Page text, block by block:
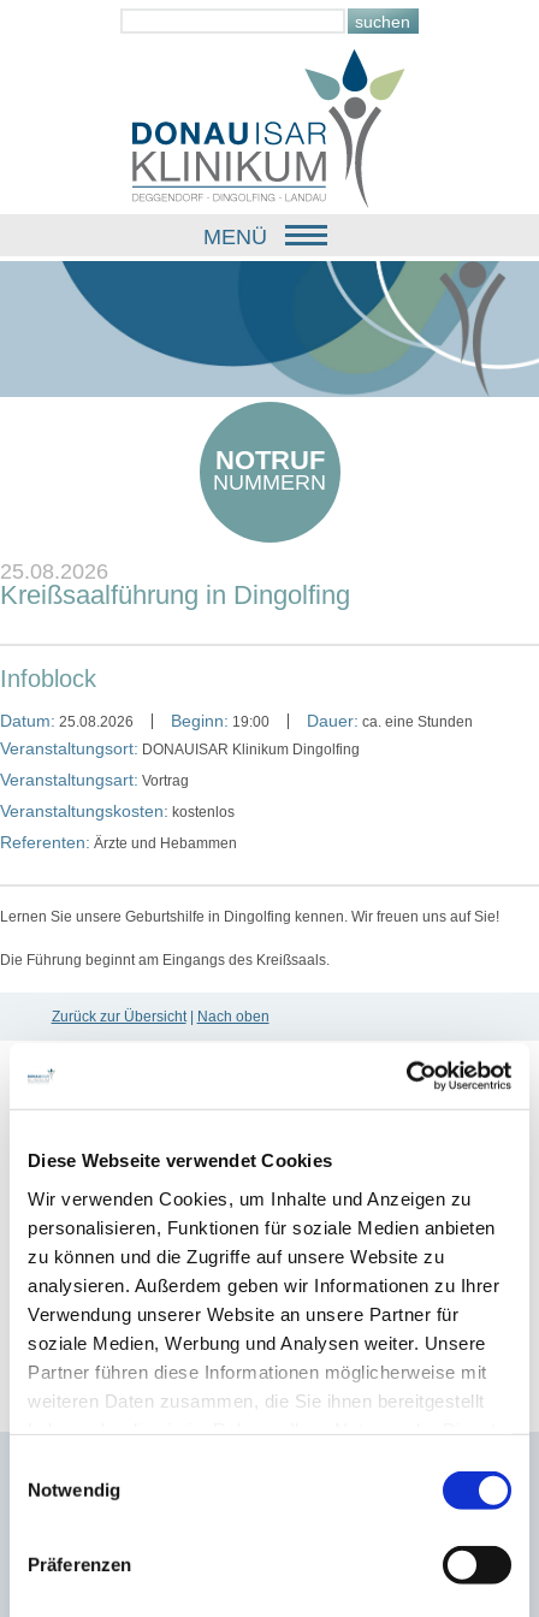
Diese Webseite verwendet Cookies
Wir verwenden Cookies, um Inhalte und Anzeigen zu
personalisieren, Funktionen für soziale Medien anbieten
zu können und die Zugriffe auf unsere Website zu
analysieren. Außerdem geben wir Informationen zu Ihrer
Verwendung unserer Website an unsere Partner für
soziale Medien, Werbung und Analysen weiter. Unsere
Partner führen diese Informationen möglicherweise mit
weiteren Daten zusammen, die Sie ihnen bereitgestellt
Notwendig
Präferenzen
MENÜ
NOTRUF
NUMMERN
25.08.2026
Kreißsaalführung in Dingolfing
Infoblock
Datum: 25.08.2026 Beginn: 19:00 Dauer: ca. eine Stunden
Veranstaltungsort: DONAUISAR Klinikum Dingolfing
Veranstaltungsart: Vortrag
Veranstaltungskosten: kostenlos
Referenten: Ärzte und Hebammen
Lernen Sie unsere Geburtshilfe in Dingolfing kennen. Wir freuen uns auf Sie!
Die Führung beginnt am Eingangs des Kreißsaals.
Zurück zur Übersicht| Nach oben
Ärzte A-Z
Besondere Angebote
Zur Übersicht
DONAUISAR Klinikum Deggendorf
E-Mail